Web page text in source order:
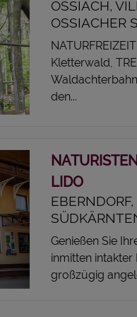
OSSIACH,
OSSIACHER
Kletterwald,
den...
LIDO
Genießen Sie
inmitten intakter
großzügig